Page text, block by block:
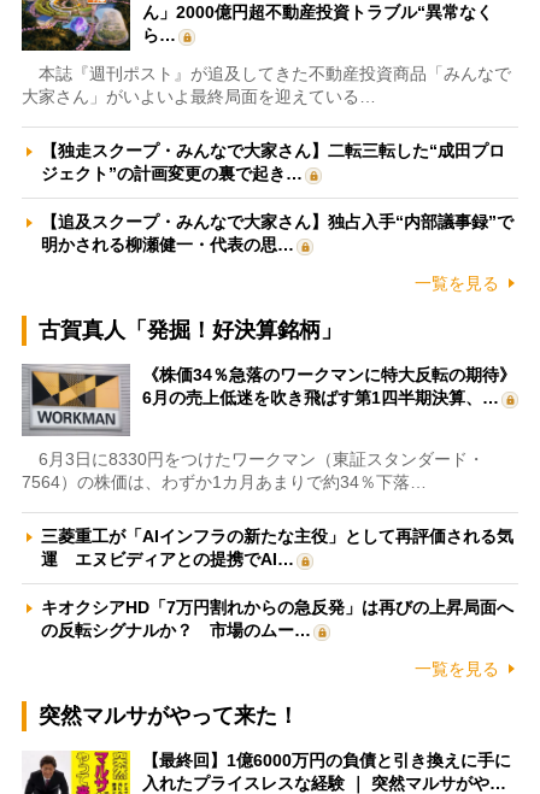
ん」2000億円超不動産投資トラブル“異常なく
ら…
本誌『週刊ポスト』が追及してきた不動産投資商品「みんなで
大家さん」がいよいよ最終局面を迎えている…
【独走スクープ・みんなで大家さん】二転三転した“成田プロ
ジェクト”の計画変更の裏で起き…
【追及スクープ・みんなで大家さん】独占入手“内部議事録”で
明かされる柳瀬健一・代表の思…
一覧を見る
古賀真人「発掘！好決算銘柄」
《株価34％急落のワークマンに特大反転の期待》
6月の売上低迷を吹き飛ばす第1四半期決算、…
6月3日に8330円をつけたワークマン（東証スタンダード・
7564）の株価は、わずか1カ月あまりで約34％下落…
三菱重工が「AIインフラの新たな主役」として再評価される気
運 エヌビディアとの提携でAI…
キオクシアHD「7万円割れからの急反発」は再びの上昇局面へ
の反転シグナルか？ 市場のムー…
一覧を見る
突然マルサがやって来た！
【最終回】1億6000万円の負債と引き換えに手に
入れたプライスレスな経験 ｜ 突然マルサがや…